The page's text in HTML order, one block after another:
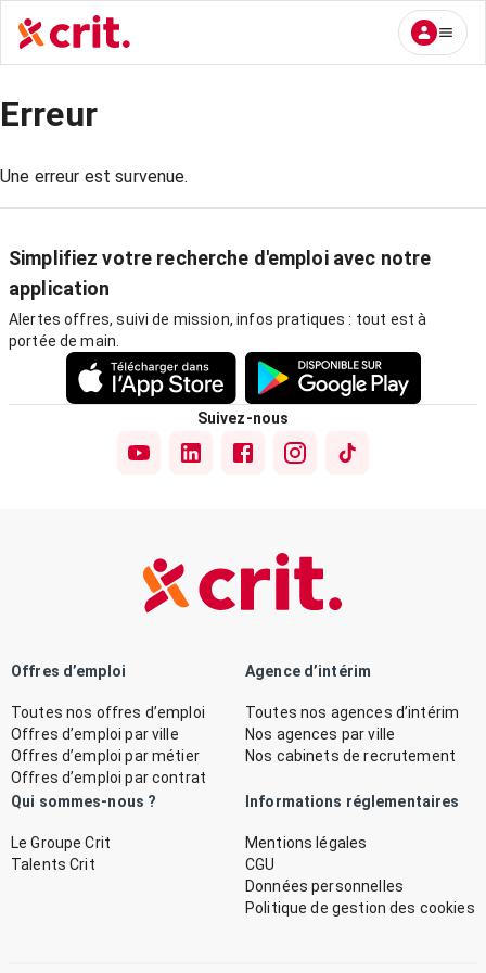
Erreur
Une erreur est survenue.
Simplifiez votre recherche d'emploi avec notre
application
Alertes offres, suivi de mission, infos pratiques : tout est à
portée de main.
Suivez-nous
Offres d’emploi
Toutes nos offres d’emploi
Offres d’emploi par ville
Offres d’emploi par métier
Offres d’emploi par contrat
Agence d’intérim
Toutes nos agences d’intérim
Nos agences par ville
Nos cabinets de recrutement
Qui sommes-nous ?
Le Groupe Crit
Talents Crit
Informations réglementaires
Mentions légales
CGU
Données personnelles
Politique de gestion des cookies